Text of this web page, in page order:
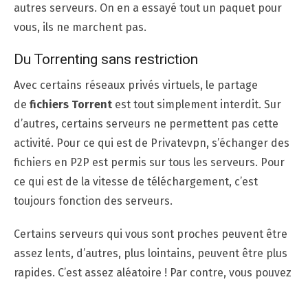
autres serveurs. On en a essayé tout un paquet pour
vous, ils ne marchent pas.
Du Torrenting sans restriction
Avec certains réseaux privés virtuels, le partage
de fichiers Torrent est tout simplement interdit. Sur
d’autres, certains serveurs ne permettent pas cette
activité. Pour ce qui est de Privatevpn, s’échanger des
fichiers en P2P est permis sur tous les serveurs. Pour
ce qui est de la vitesse de téléchargement, c’est
toujours fonction des serveurs.
Certains serveurs qui vous sont proches peuvent être
assez lents, d’autres, plus lointains, peuvent être plus
rapides. C’est assez aléatoire ! Par contre, vous pouvez